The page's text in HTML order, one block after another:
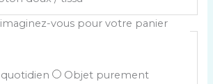
vous pour votre panier
Objet purement